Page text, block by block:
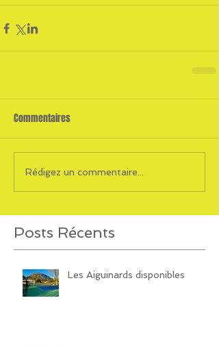
Commentaires
Rédigez un commentaire...
Posts Récents
Les Aiguinards disponibles